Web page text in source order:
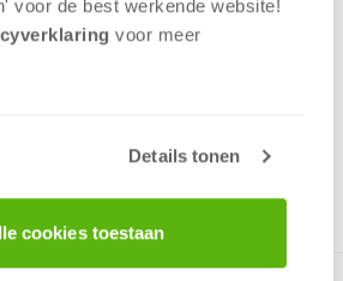
voor de best werkende website​!
voor meer
Details tonen
cookies toestaan
klein doosje die gemakkelijk past in
met speelgoed.Deze puzzel is